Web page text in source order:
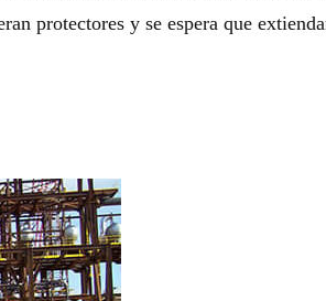
protectores y se espera que